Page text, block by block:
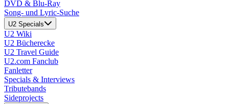
DVD & Blu-Ray
Song- und Lyric-Suche
U2 Specials
U2 Wiki
U2 Bücherecke
U2 Travel Guide
U2.com Fanclub
Fanletter
Specials & Interviews
Tributebands
Sideprojects